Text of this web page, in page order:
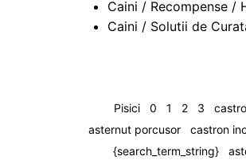
Caini / Recompense /
Caini / Solutii de
Pisici 0 1 2 3
asternut porcusor
castron
{search_term_string}